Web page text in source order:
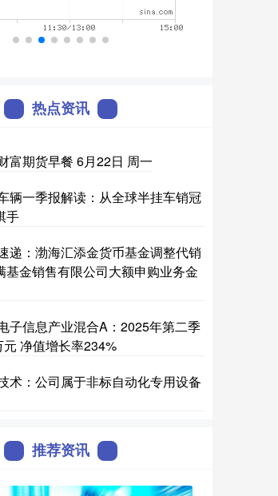
热点资讯
富期货早餐 6月22日 周一
辆一季报解读：从全球半挂车销冠
手
递：渤海汇添金货币基金调整代销
基金销售有限公司大额申购业务金
子信息产业混合A：2025年第二季
净值增长率234%
术：公司属于非标自动化专用设备
推荐资讯